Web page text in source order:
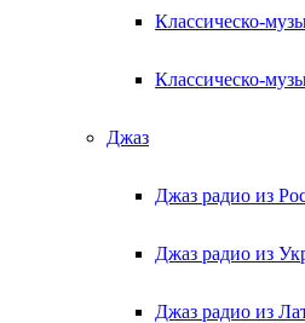
Классическо-
Классическо-
Джаз
Джаз радио из
Джаз радио из
Джаз радио из